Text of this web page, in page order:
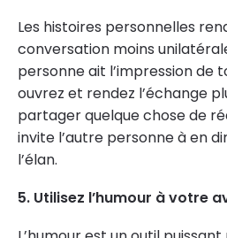
Les histoires personnelles
conversation moins
personne ait l’impression de
ouvrez et rendez l’échange
partager quelque chose de
invite l’autre personne à en
l’élan.
5. Utilisez l’humour à votre